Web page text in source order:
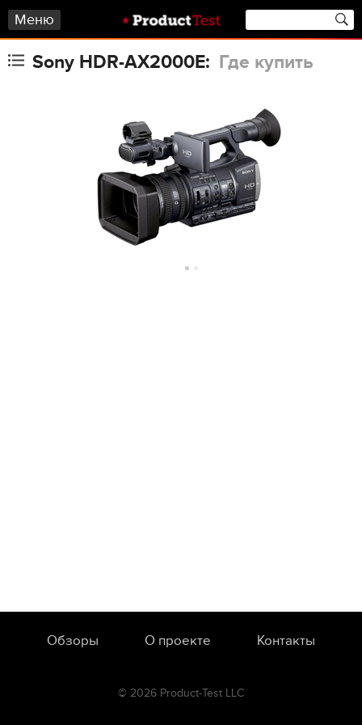
Меню
Sony HDR-AX2000E: Где купить
Обзоры О проекте Контакты
© 2026 Product-Test LLC